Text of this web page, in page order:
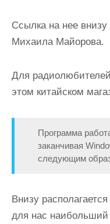
Ссылка на нее
Михаила Майорова.
Для
этом китайском
Программа
заканчивая
следующим
Внизу
для нас наибольший